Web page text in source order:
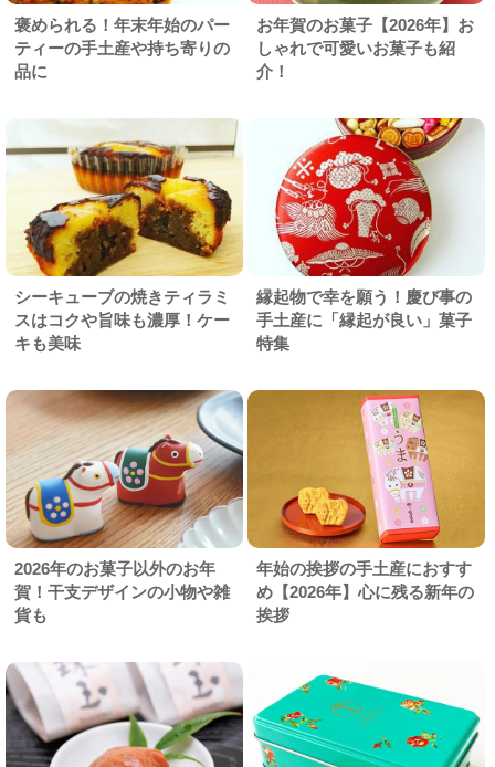
褒められる！年末年始のパー
ティーの手土産や持ち寄りの
品に
お年賀のお菓子【2026年】お
しゃれで可愛いお菓子も紹
介！
シーキューブの焼きティラミ
スはコクや旨味も濃厚！ケー
キも美味
縁起物で幸を願う！慶び事の
手土産に「縁起が良い」菓子
特集
2026年のお菓子以外のお年
賀！干支デザインの小物や雑
貨も
年始の挨拶の手土産におすす
め【2026年】心に残る新年の
挨拶